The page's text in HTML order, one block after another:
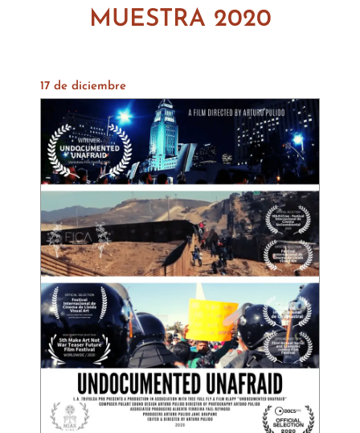
MUESTRA 2020
17 de diciembre